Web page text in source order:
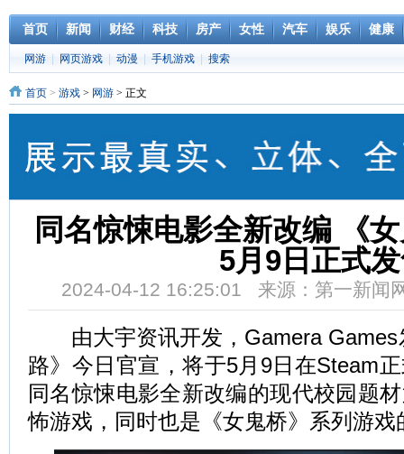
首页 新闻 财经 科技 房产 女性 汽车 娱乐 健康
网游 网页游戏 动漫 手机游戏 搜索
首页 > 游戏 > 网游 > 正文
同名惊悚电影全新改编 《
5月9日正式
2024-04-12 16:25:01 来源：第一新闻
由大宇资讯开发，Gamera Games
路》今日官宣，将于5月9日在Steam
同名惊悚电影全新改编的现代校园题
怖游戏，同时也是《女鬼桥》系列游戏